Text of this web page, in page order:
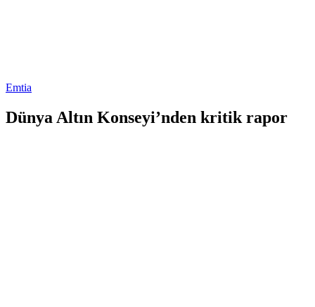
Emtia
Dünya Altın Konseyi’nden kritik rapor